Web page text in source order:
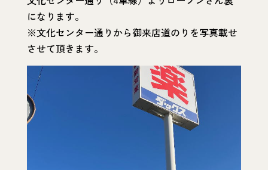
になります。
※文化センター通りから御来店道のりを写真載せ
させて頂きます。